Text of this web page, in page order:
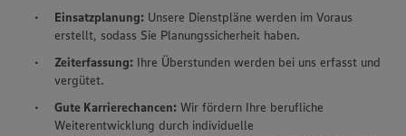
Einsatzplanung: Unsere Dienstpläne werden im Voraus
erstellt, sodass Sie Planungssicherheit haben.
Zeiterfassung: Ihre Überstunden werden bei uns erfasst und
vergütet.
Gute Karrierechancen: Wir fördern Ihre berufliche
Weiterentwicklung durch individuelle